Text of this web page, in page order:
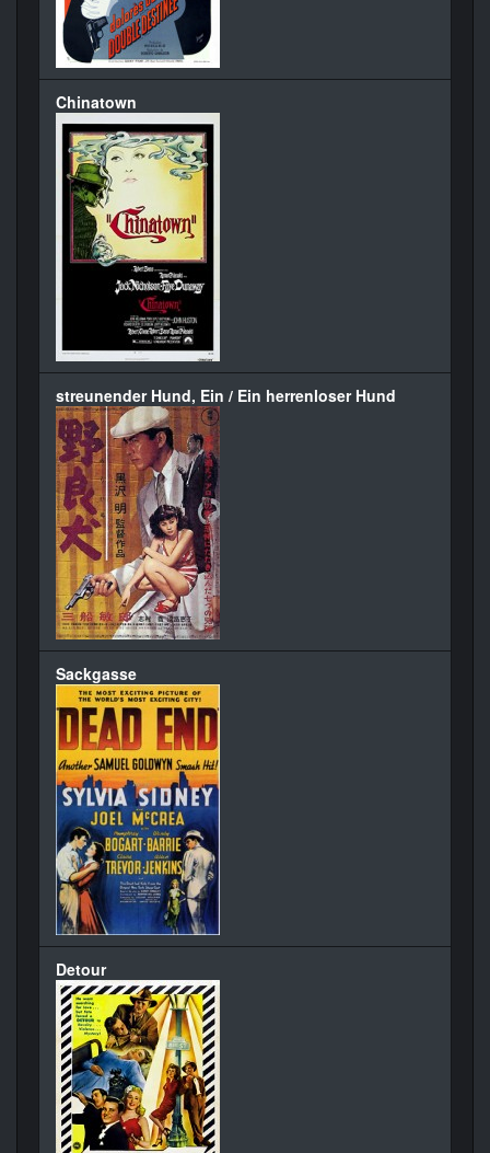
Chinatown
streunender Hund, Ein / Ein herrenloser Hund
Sackgasse
Detour